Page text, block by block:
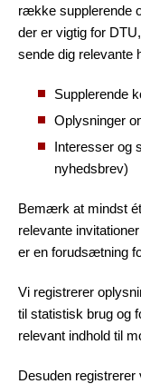
række supplerende
der er vigtig for
sende dig relevante
Supplerende
Oplysninger
Interesser og
nyhedsbrev)
Bemærk at mindst
relevante
er en forudsætning
Vi registrerer
til statistisk brug og
relevant indhold til
Desuden registrerer